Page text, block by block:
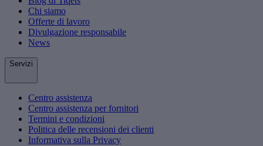
Chi siamo
Offerte di lavoro
Divulgazione responsabile
News
Servizi
Centro assistenza
Centro assistenza per fornitori
Termini e condizioni
Politica delle recensioni dei clienti
Informativa sulla Privacy